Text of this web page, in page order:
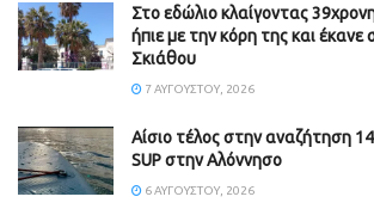
Στο εδώλιο κλαίγοντας
ήπιε με την κόρη της και έκανε
Σκιάθου
7 ΑΥΓΟΎΣΤΟΥ, 2026
Αίσιο τέλος στην αναζήτηση
SUP στην Αλόννησο
6 ΑΥΓΟΎΣΤΟΥ, 2026